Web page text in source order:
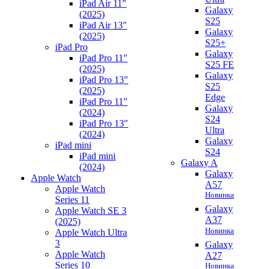
iPad Air 11"
(2025)
iPad Air 13"
(2025)
iPad Pro
iPad Pro 11"
(2025)
iPad Pro 13"
(2025)
iPad Pro 11"
(2024)
iPad Pro 13"
(2024)
iPad mini
iPad mini
(2024)
Apple Watch
Apple Watch
Series 11
Apple Watch SE 3
(2025)
Apple Watch Ultra
3
Apple Watch
Series 10
Galaxy
S25
Galaxy
S25+
Galaxy
S25 FE
Galaxy
S25
Edge
Galaxy
S24
Ultra
Galaxy
S24
Galaxy A
Galaxy
A57
Новинка
Galaxy
A37
Новинка
Galaxy
A27
Новинка